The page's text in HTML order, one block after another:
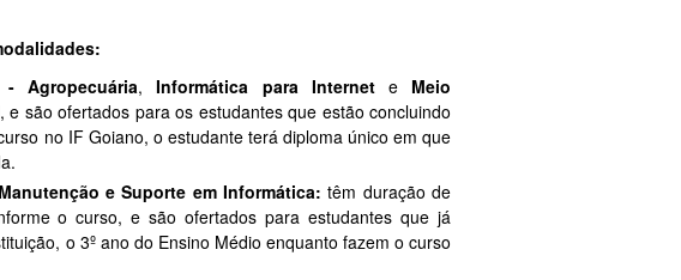
Agropecuária, Informática para InterneteMeio
são ofertados para os estudantes que estão concluindo
no IF Goiano, o estudante terá diploma único em que
e Suporte em Informática: têm duração de
o curso, e são ofertados para estudantes que já
o 3º ano do Ensino Médio enquanto fazem o curso